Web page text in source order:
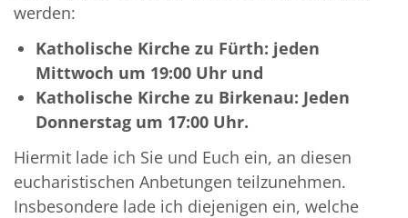
werden:
Katholische Kirche zu Fürth: jeden
Mittwoch um 19:00 Uhr und
Katholische Kirche zu Birkenau: Jeden
Donnerstag um 17:00 Uhr.
Hiermit lade ich Sie und Euch ein, an diesen
eucharistischen Anbetungen teilzunehmen.
Insbesondere lade ich diejenigen ein, welche